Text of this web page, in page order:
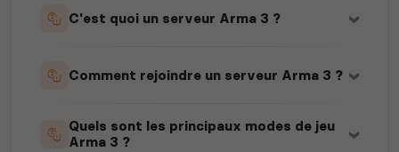
C'est quoi un serveur Arma 3 ?
Comment rejoindre un serveur Arma 3 ?
Quels sont les principaux modes de jeu
Arma 3 ?